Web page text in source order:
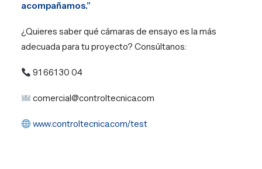
acompañamos.”
¿Quieres saber qué cámaras de ensayo es la más
adecuada para tu proyecto? Consúltanos:
91 661 30 04
comercial@controltecnica.com
www.controltecnica.com/test